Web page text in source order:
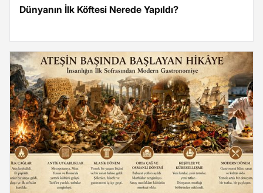
Dünyanın İlk Köftesi Nerede Yapıldı?